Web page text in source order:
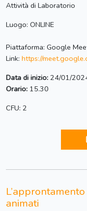
Attività di Laboratorio
Luogo: ONLINE
Piattaforma: Google
Link: https://
Data di inizio: 24/01/
Orario: 15.30
CFU: 2
animati